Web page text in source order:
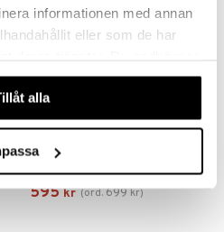
informationen med annan
eller som de har
av vår webbplats.
alla
BJØRN WIINBLAD
595 kr (ord.699kr)